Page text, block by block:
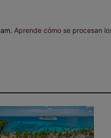
Aprende cómo se procesan